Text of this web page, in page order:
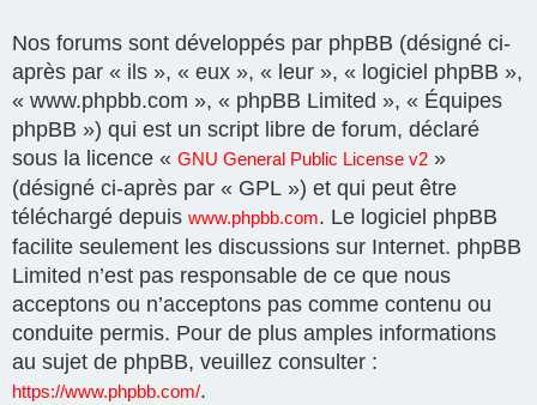
Nos forums sont développés par phpBB (désigné ci-
après par « ils », « eux », « leur », « logiciel phpBB »,
« www.phpbb.com », « phpBB Limited », « Équipes
phpBB ») qui est un script libre de forum, déclaré
sous la licence « GNU General Public License v2 »
(désigné ci-après par « GPL ») et qui peut être
téléchargé depuis www.phpbb.com. Le logiciel phpBB
facilite seulement les discussions sur Internet. phpBB
Limited n’est pas responsable de ce que nous
acceptons ou n’acceptons pas comme contenu ou
conduite permis. Pour de plus amples informations
au sujet de phpBB, veuillez consulter :
https://www.phpbb.com/.